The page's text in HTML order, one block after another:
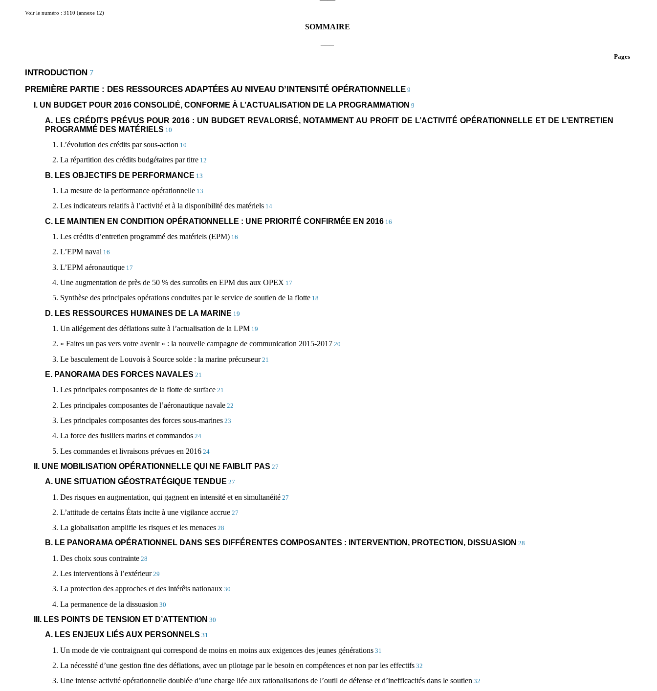
Voir le numéro : 3110 (annexe 12)
SOMMAIRE
Pages
INTRODUCTION 7
PREMIÈRE PARTIE : DES RESSOURCES ADAPTÉES AU NIVEAU D’INTENSITÉ OPÉRATIONNELLE9
I. UN BUDGET POUR 2016 CONSOLIDÉ, CONFORME À L’ACTUALISATION DE LA PROGRAMMATION 9
A. LES CRÉDITS PRÉVUS POUR 2016 : UN BUDGET REVALORISÉ, NOTAMMENT AU PROFIT DE L’ACTIVITÉ OPÉRATIONNELLE ET DE L’ENTRETIEN
PROGRAMMÉ DES MATÉRIELS 10
1. L’évolution des crédits par sous-action 10
2. La répartition des crédits budgétaires par titre12
B. LES OBJECTIFS DE PERFORMANCE 13
1. La mesure de la performance opérationnelle13
2. Les indicateurs relatifs à l’activité et à la disponibilité des matériels14
C. LE MAINTIEN EN CONDITION OPÉRATIONNELLE : UNE PRIORITÉ CONFIRMÉE EN 201616
1. Les crédits d’entretien programmé des matériels (EPM)16
2. L’EPM naval16
3. L’EPM aéronautique17
4. Une augmentation de près de 50 % des surcoûts en EPM dus aux OPEX 17
5. Synthèse des principales opérations conduites par le service de soutien de la flotte18
D. LES RESSOURCES HUMAINES DE LA MARINE 19
1. Un allégement des déflations suite à l’actualisation de la LPM 19
2. « Faites un pas vers votre avenir » : la nouvelle campagne de communication 2015-201720
3. Le basculement de Louvois à Source solde : la marine précurseur21
E. PANORAMA DES FORCES NAVALES 21
1. Les principales composantes de la flotte de surface21
2. Les principales composantes de l’aéronautique navale22
3. Les principales composantes des forces sous-marines23
4. La force des fusiliers marins et commandos24
5. Les commandes et livraisons prévues en 201624
II. UNE MOBILISATION OPÉRATIONNELLE QUI NE FAIBLIT PAS 27
A. UNE SITUATION GÉOSTRATÉGIQUE TENDUE 27
1. Des risques en augmentation, qui gagnent en intensité et en simultanéité27
2. L’attitude de certains États incite à une vigilance accrue27
3. La globalisation amplifie les risques et les menaces28
B. LE PANORAMA OPÉRATIONNEL DANS SES DIFFÉRENTES COMPOSANTES : INTERVENTION, PROTECTION, DISSUASION 28
1. Des choix sous contrainte28
2. Les interventions à l’extérieur29
3. La protection des approches et des intérêts nationaux30
4. La permanence de la dissuasion 30
III. LES POINTS DE TENSION ET D’ATTENTION 30
A. LES ENJEUX LIÉS AUX PERSONNELS 31
1. Un mode de vie contraignant qui correspond de moins en moins aux exigences des jeunes générations31
2. La nécessité d’une gestion fine des déflations, avec un pilotage par le besoin en compétences et non par les effectifs32
3. Une intense activité opérationnelle doublée d’une charge liée aux rationalisations de l’outil de défense et d’inefficacités dans le soutien32